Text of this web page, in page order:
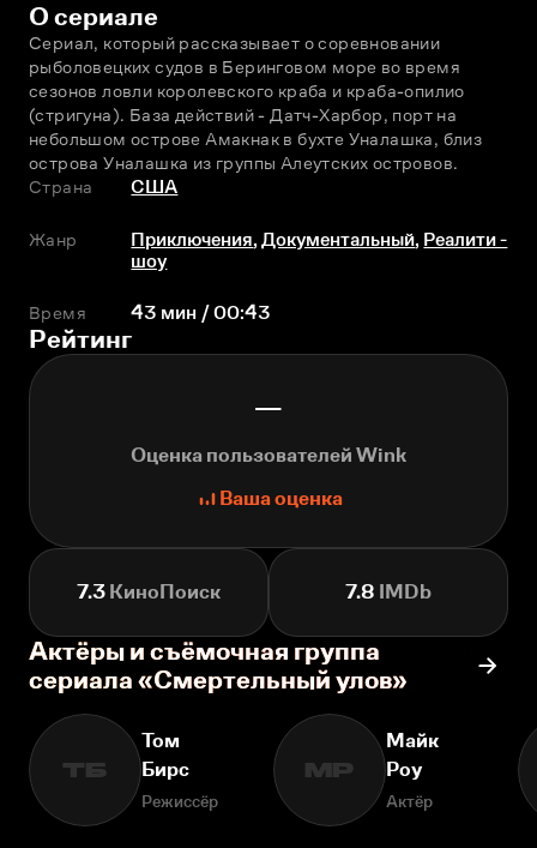
О сериале
Сериал, который рассказывает о соревновании
рыболовецких судов в Беринговом море во время
сезонов ловли королевского краба и краба-опилио
(стригуна). База действий - Датч-Харбор, порт на
небольшом острове Амакнак в бухте Уналашка, близ
острова Уналашка из группы Алеутских островов.
Страна
США
Жанр Приключения,Документальный, Реалити -
шоу
Время 43 мин / 00:43
Рейтинг
—
Оценка пользователей Wink
Ваша оценка
7.3 КиноПоиск 7.8 IMDb
Актёры и съёмочная группа
сериала «Смертельный улов»
ТБ
Том
Бирс
Режиссёр
МР
Майк
Роу
Актёр